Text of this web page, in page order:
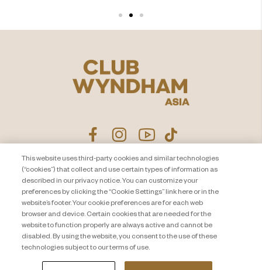
ประกาศนโยบายความเป็นส่วน
About Travel + Leisure Co
Cookie Settings
ติดต่อเรา
แผนผังเว็บไซต์
This website uses third-party cookies and similar technologies
(“cookies”) that collect and use certain types of information as
described in our privacy notice. You can customize your
preferences by clicking the “Cookie Settings” link here or in the
website’s footer. Your cookie preferences are for each web
browser and device. Certain cookies that are needed for the
website to function properly are always active and cannot be
disabled. By using the website, you consent to the use of these
technologies subject to our terms of use.